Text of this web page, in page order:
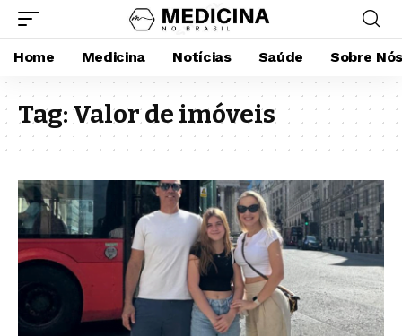
Home Medicina Notícias Saúde Sobre
Tag:Valor de imóveis